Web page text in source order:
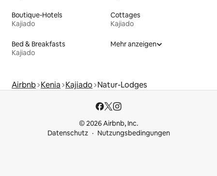
Boutique-Hotels
Kajiado
Cottages
Kajiado
Bed & Breakfasts
Kajiado
Mehr anzeigen
Airbnb Kenia Kajiado Natur-Lodges
© 2026 Airbnb, Inc.
Datenschutz
Nutzungsbedingungen